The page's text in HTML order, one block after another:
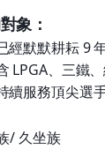
象：
經默默耕耘 9
LPGA、三鐵
續服務頂尖選
/ 久坐族